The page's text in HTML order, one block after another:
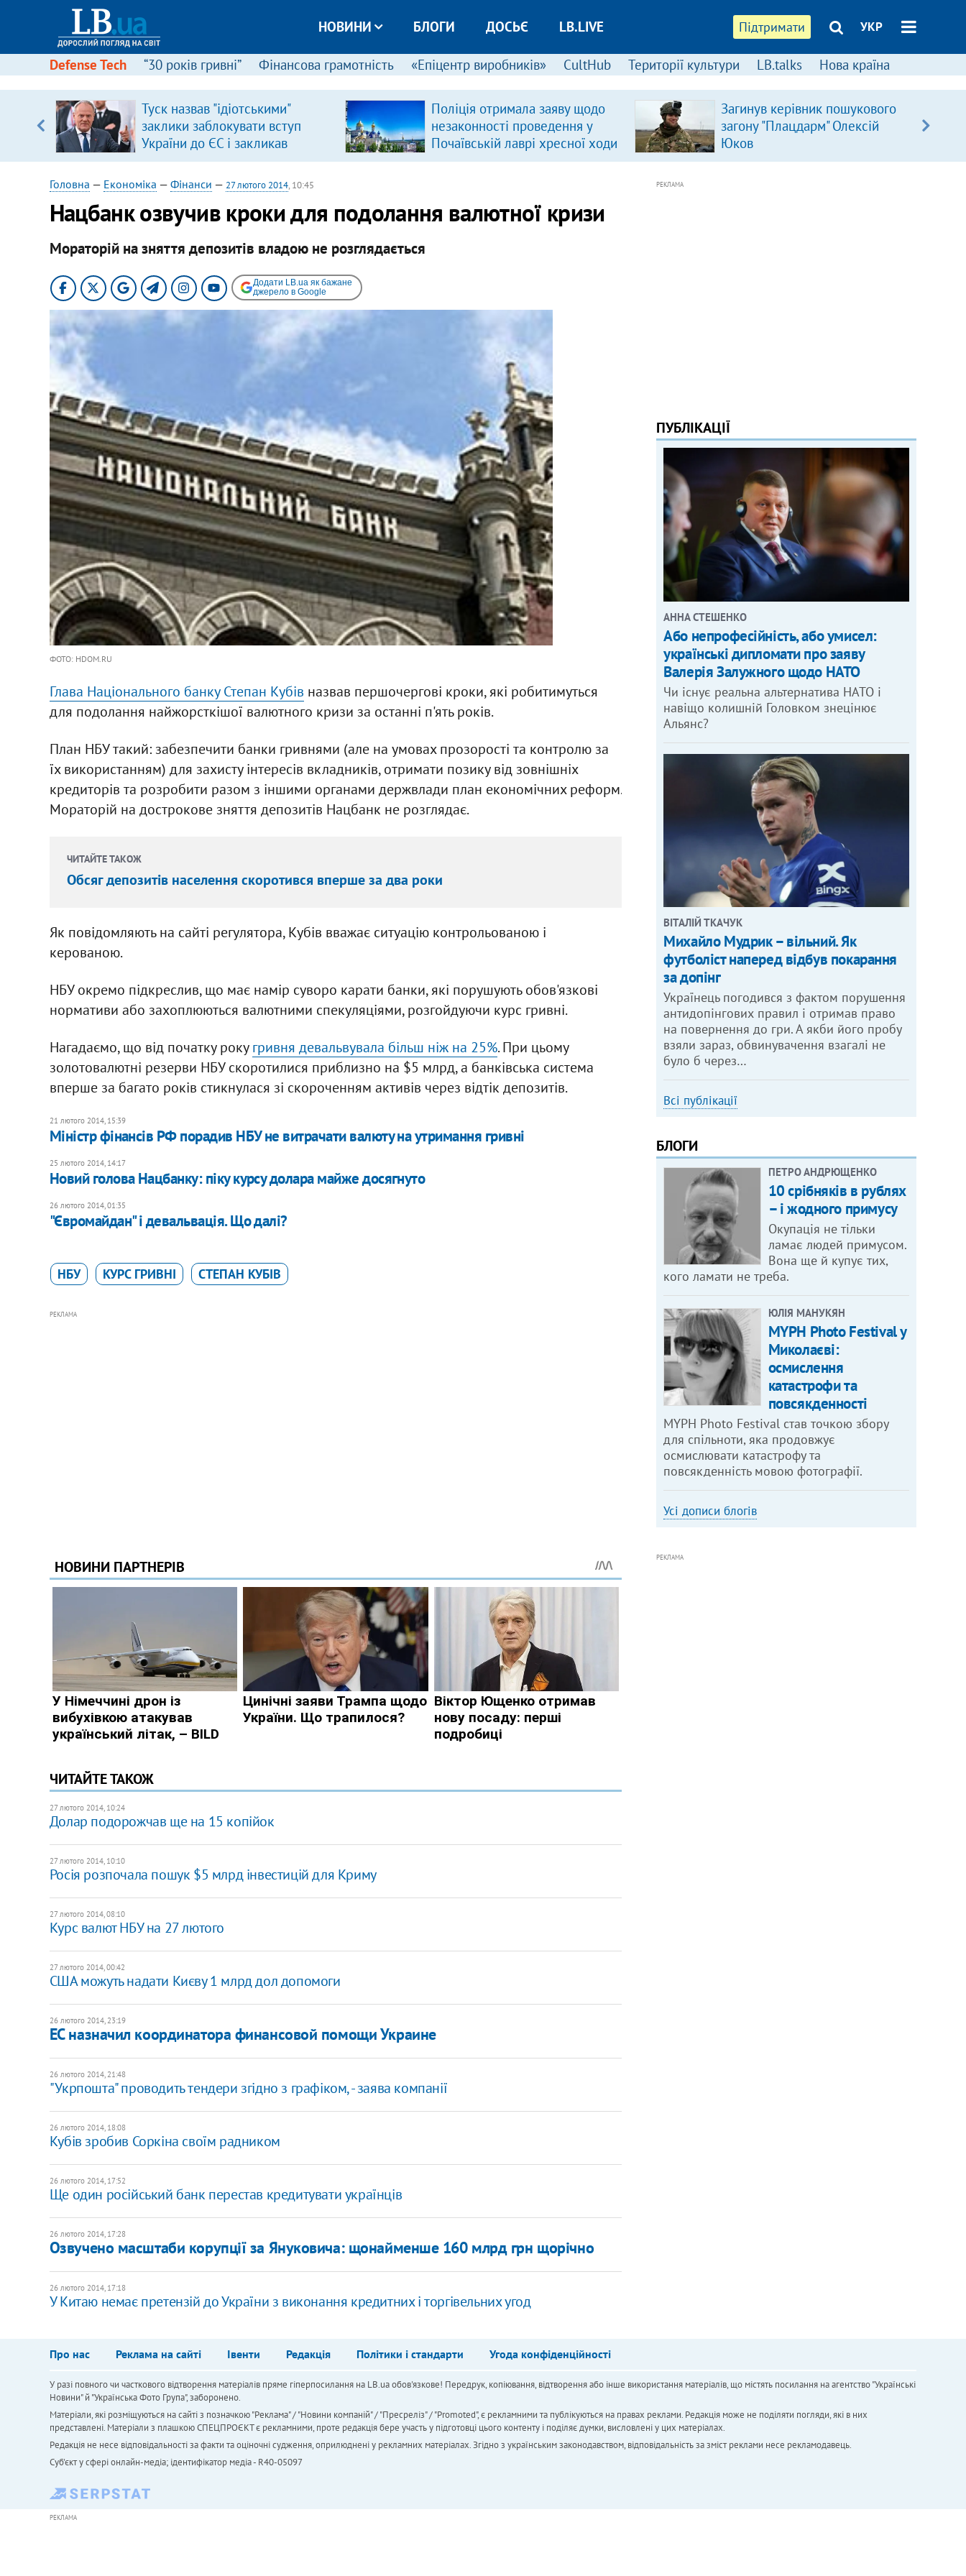
Підтримати УКР
НОВИНИ БЛОГИ ДОСЬЄ LB.LIVE
Defense Tech “30 років гривні” Фінансова грамотність «Епіцентр виробників» CultHub Території культури LB.talks Нова країна
Туск назвав "ідіотськими"
заклики заблокувати вступ
України до ЄС і закликав
припинити антиукраїнську
риторику
Поліція отримала заяву щодо
незаконності проведення у
Почаївській лаврі хресної ходи
Загинув керівник пошукового
загону "Плацдарм" Олексій
Юков
Головна — Економіка — Фінанси — 27 лютого 2014, 10:45
Нацбанк озвучив кроки для подолання валютної кризи
Мораторій на зняття депозитів владою не розглядається
Додати LB.ua як бажане
джерело в Google
ФОТО: HDOM.RU
Глава Національного банку Степан Кубів назвав першочергові кроки, які робитимуться
для подолання найжорсткішої валютного кризи за останні п'ять років.
План НБУ такий: забезпечити банки гривнями (але на умовах прозорості та контролю за
їх використанням) для захисту інтересів вкладників, отримати позику від зовнішніх
кредиторів та розробити разом з іншими органами держвлади план економічних реформ.
Мораторій на дострокове зняття депозитів Нацбанк не розглядає.
ЧИТАЙТЕ ТАКОЖ
Обсяг депозитів населення скоротився вперше за два роки
Як повідомляють на сайті регулятора, Кубів вважає ситуацію контрольованою і
керованою.
НБУ окремо підкреслив, що має намір суворо карати банки, які порушують обов'язкові
нормативи або захоплюються валютними спекуляціями, розгойдуючи курс гривні.
Нагадаємо, що від початку рокугривня девальвувала більш ніж на 25%. При цьому
золотовалютні резерви НБУ скоротилися приблизно на $5 млрд, а банківська система
вперше за багато років стикнулася зі скороченням активів через відтік депозитів.
21 лютого 2014, 15:39
Міністр фінансів РФ порадив НБУ не витрачати валюту на утримання гривні
25 лютого 2014, 14:17
Новий голова Нацбанку: піку курсу долара майже досягнуто
26 лютого 2014, 01:35
"Євромайдан" і девальвація. Що далі?
НБУ КУРС ГРИВНІ СТЕПАН КУБІВ
РЕКЛАМА
ЧИТАЙТЕ ТАКОЖ
27 лютого 2014, 10:24
Долар подорожчав ще на 15 копійок
27 лютого 2014, 10:10
Росія розпочала пошук $5 млрд інвестицій для Криму
27 лютого 2014, 08:10
Курс валют НБУ на 27 лютого
27 лютого 2014, 00:42
США можуть надати Києву 1 млрд дол допомоги
26 лютого 2014, 23:19
ЕС назначил координатора финансовой помощи Украине
26 лютого 2014, 21:48
"Укрпошта" проводить тендери згідно з графіком, - заява компанії
26 лютого 2014, 18:08
Кубів зробив Соркіна своїм радником
26 лютого 2014, 17:52
Ще один російський банк перестав кредитувати українців
26 лютого 2014, 17:28
Озвучено масштаби корупції за Януковича: щонайменше 160 млрд грн щорічно
26 лютого 2014, 17:18
У Китаю немає претензій до України з виконання кредитних і торгівельних угод
РЕКЛАМА
ПУБЛІКАЦІЇ
АННА СТЕШЕНКО
Або непрофесійність, або умисел:
українські дипломати про заяву
Валерія Залужного щодо НАТО
Чи існує реальна альтернатива НАТО і
навіщо колишній Головком знецінює
Альянс?
ВІТАЛІЙ ТКАЧУК
Михайло Мудрик – вільний. Як
футболіст наперед відбув покарання
за допінг
Українець погодився з фактом порушення
антидопінгових правил і отримав право
на повернення до гри. А якби його пробу
взяли зараз, обвинувачення взагалі не
було б через…
Всі публікації
БЛОГИ
ПЕТРО АНДРЮЩЕНКО
10 срібняків в рублях
– і жодного примусу
Окупація не тільки
ламає людей примусом.
Вона ще й купує тих,
кого ламати не треба.
ЮЛІЯ МАНУКЯН
MYPH Photo Festival у
Миколаєві:
осмислення
катастрофи та
повсякденності
MYPH Photo Festival став точкою збору
для спільноти, яка продовжує
осмислювати катастрофу та
повсякденність мовою фотографії.
Усі дописи блогів
РЕКЛАМА
Про нас Реклама на сайті Івенти Редакція Політики і стандарти Угода конфіденційності
У разі повного чи часткового відтворення матеріалів пряме гіперпосилання на LB.ua обов'язкове! Передрук, копіювання, відтворення або інше використання матеріалів, що містять посилання на агентство "Українськi
Новини" й "Українська Фото Група", заборонено.
Матеріали, які розміщуються на сайті з позначкою "Реклама" / "Новини компаній" / "Пресреліз" / "Promoted", є рекламними та публікуються на правах реклами. Редакція може не поділяти погляди, які в них
представлені. Матеріали з плашкою СПЕЦПРОЄКТ є рекламними, проте редакція бере участь у підготовці цього контенту і поділяє думки, висловлені у цих матеріалах.
Редакція не несе відповідальності за факти та оціночні судження, оприлюднені у рекламних матеріалах. Згідно з українським законодавством, відповідальність за зміст реклами несе рекламодавець.
Cуб'єкт у сфері онлайн-медіа; ідентифікатор медіа - R40-05097
РЕКЛАМА